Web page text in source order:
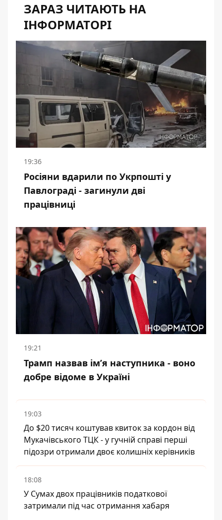
ЗАРАЗ ЧИТАЮТЬ НА
ІНФОРМАТОРІ
19:36
Росіяни вдарили по Укрпошті у
Павлограді - загинули дві
працівниці
19:21
Трамп назвав імʼя наступника - воно
добре відоме в Україні
19:03
До $20 тисяч коштував квиток за кордон від
Мукачівського ТЦК - у гучній справі перші
підозри отримали двоє колишніх керівників
18:08
У Сумах двох працівників податкової
затримали під час отримання хабаря